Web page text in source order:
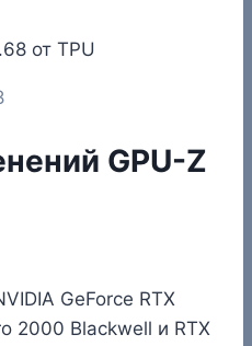
от TPU
GPU-Z
GeForce RTX
2000 Blackwell и RTX